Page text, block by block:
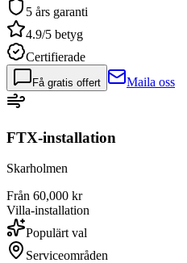
5 års garanti
4.9/5 betyg
Certifierade
Få gratis offert Maila oss
FTX-installation
Skarholmen
Från 60,000 kr
Villa-installation
Populärt val
Serviceområden